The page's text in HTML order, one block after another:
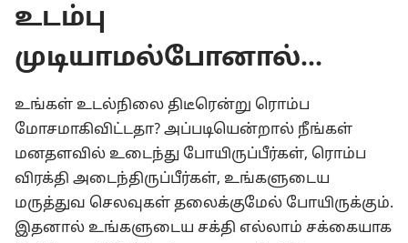
உடம்பு
முடியாமல்போனால்...
உங்கள் உடல்நிலை திடீரென்று ரொம்ப
மோசமாகிவிட்டதா? அப்படியென்றால் நீங்கள்
மனதளவில் உடைந்து போயிருப்பீர்கள், ரொம்ப
விரக்தி அடைந்திருப்பீர்கள், உங்களுடைய
மருத்துவ செலவுகள் தலைக்குமேல் போயிருக்கும்.
இதனால் உங்களுடைய சக்தி எல்லாம் சக்கையாக